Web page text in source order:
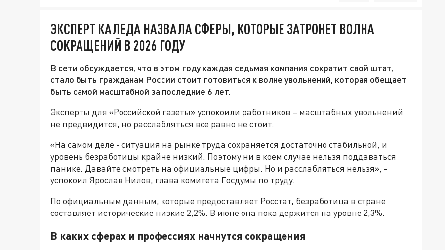
ЭКСПЕРТ КАЛЕДА НАЗВАЛА СФЕРЫ, КОТОРЫЕ ЗАТРОНЕТ ВОЛНА
СОКРАЩЕНИЙ В 2026 ГОДУ
В сети обсуждается, что в этом году каждая седьмая компания сократит свой штат,
стало быть гражданам России стоит готовиться к волне увольнений, которая обещает
быть самой масштабной за последние 6 лет.
Эксперты для «Российской газеты» успокоили работников – масштабных увольнений
не предвидится, но расслабляться все равно не стоит.
«На самом деле - ситуация на рынке труда сохраняется достаточно стабильной, и
уровень безработицы крайне низкий. Поэтому ни в коем случае нельзя поддаваться
панике. Давайте смотреть на официальные цифры. Но и расслабляться нельзя», -
успокоил Ярослав Нилов, глава комитета Госдумы по труду.
По официальным данным, которые предоставляет Росстат, безработица в стране
составляет исторические низкие 2,2%. В июне она пока держится на уровне 2,3%.
В каких сферах и профессиях начнутся сокращения